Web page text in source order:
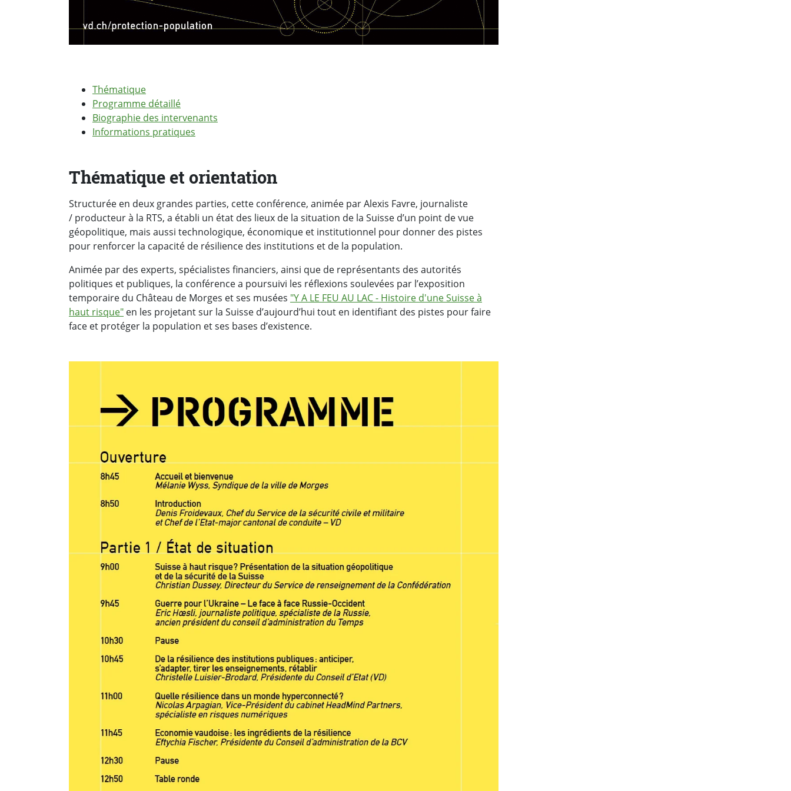
Thématique
Programme détaillé
Biographie des intervenants
Informations pratiques
Thématique et orientation
Structurée en deux grandes parties, cette conférence, animée par Alexis Favre, journaliste
/ producteur à la RTS, a établi un état des lieux de la situation de la Suisse d’un point de vue
géopolitique, mais aussi technologique, économique et institutionnel pour donner des pistes
pour renforcer la capacité de résilience des institutions et de la population.
Animée par des experts, spécialistes financiers, ainsi que de représentants des autorités
politiques et publiques, la conférence a poursuivi les réflexions soulevées par l’exposition
temporaire du Château de Morges et ses musées "Y A LE FEU AU LAC - Histoire d'une Suisse à
haut risque" en les projetant sur la Suisse d’aujourd’hui tout en identifiant des pistes pour faire
face et protéger la population et ses bases d’existence.